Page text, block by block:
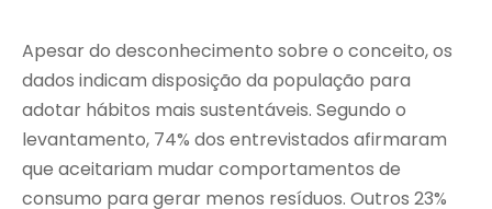
Apesar do desconhecimento sobre o conceito, os
dados indicam disposição da população para
adotar hábitos mais sustentáveis. Segundo o
levantamento, 74% dos entrevistados afirmaram
que aceitariam mudar comportamentos de
consumo para gerar menos resíduos. Outros 23%